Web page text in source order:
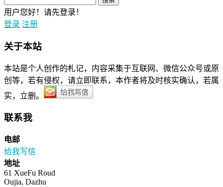
用户您好！请先登录！
登录 注册
关于本站
本站是个人创作的札记，内容采集于互联网、微信公众号或原
创等，若有侵权，请立即联系，本作者将及时核实确认，若属
实，立删。
联系我
电邮
给我写信
地址
61 XueFu Roud
Oujia, Dazhu